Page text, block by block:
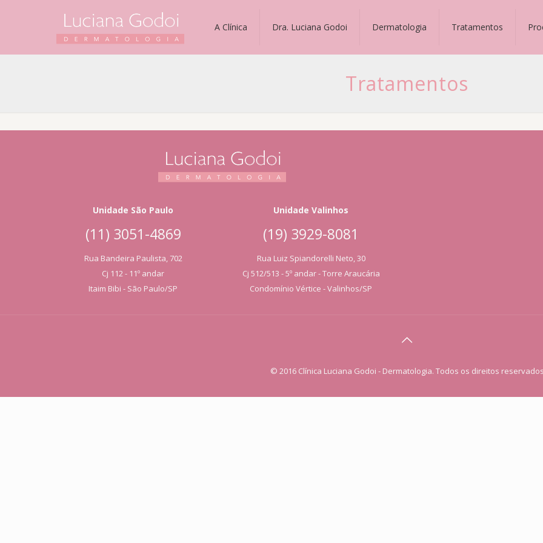
A Clínica Dra. Luciana Godoi Dermatologia Tratamentos
Tratamentos
Unidade São Paulo
(11) 3051-4869
Rua Bandeira Paulista, 702
Cj 112 - 11º andar
Itaim Bibi - São Paulo/SP
Unidade Valinhos
(19) 3929-8081
Rua Luiz Spiandorelli Neto, 30
Cj 512/513 - 5º andar - Torre Araucária
Condomínio Vértice - Valinhos/SP
© 2016 Clínica Luciana Godoi - Dermatologia. Todos os direitos